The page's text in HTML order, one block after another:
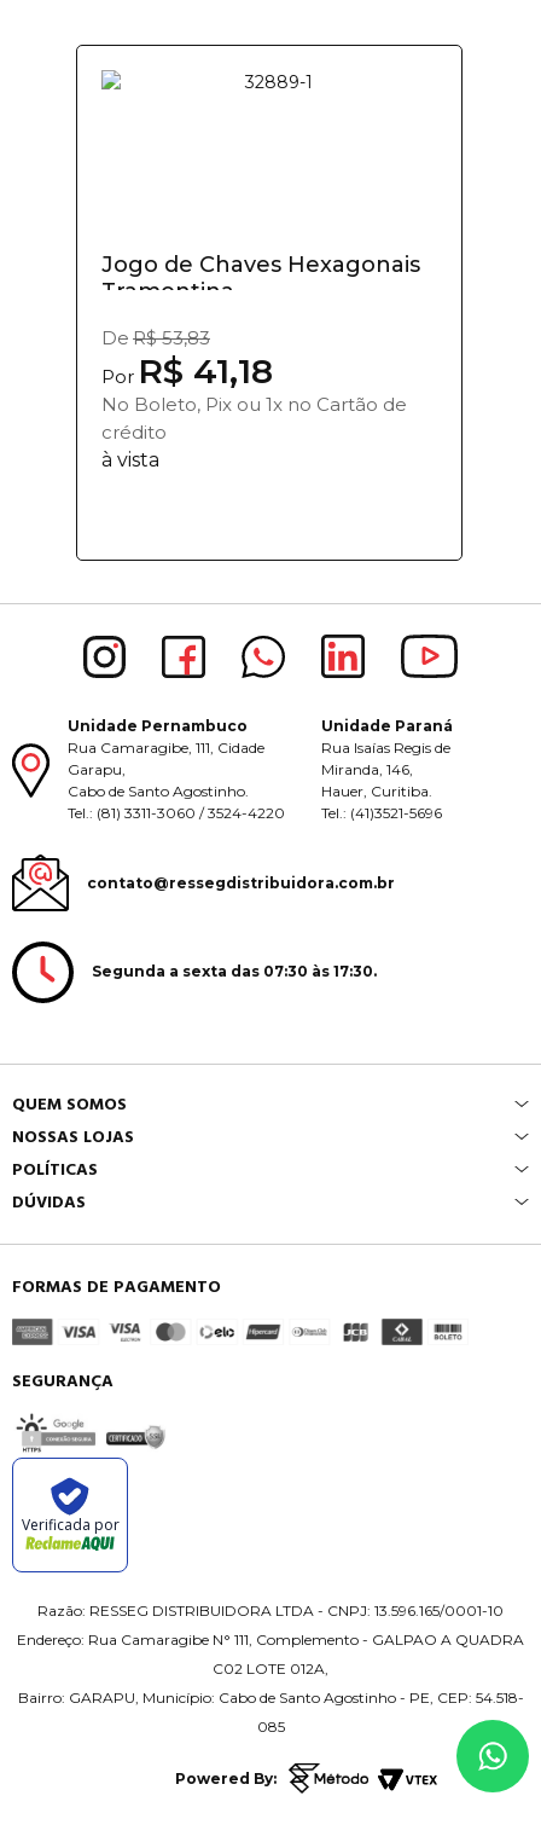
Jogo de Chaves Hexagonais
Tramontina...
De R$ 53,83
Por R$ 41,18
No Boleto, Pix ou 1x no Cartão de
crédito
à vista
Unidade Pernambuco
Rua Camaragibe, 111, Cidade
Garapu,
Cabo de Santo Agostinho.
Tel.: (81) 3311-3060 / 3524-4220
Unidade Paraná
Rua Isaías Regis de
Miranda, 146,
Hauer, Curitiba.
Tel.: (41)3521-5696
contato@ressegdistribuidora.com.br
Segunda a sexta das 07:30 às 17:30.
QUEM SOMOS
NOSSAS LOJAS
POLÍTICAS
DÚVIDAS
FORMAS DE PAGAMENTO
SEGURANÇA
Verificada por
Razão: RESSEG DISTRIBUIDORA LTDA - CNPJ: 13.596.165/0001-10
Endereço: Rua Camaragibe N° 111, Complemento - GALPAO A QUADRA
C02 LOTE 012A,
Bairro: GARAPU, Município: Cabo de Santo Agostinho - PE, CEP: 54.518-
085
Powered By: